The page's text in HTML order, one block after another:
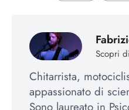
Scopri
Chitarrista,
appassionato di
Sono laureato in